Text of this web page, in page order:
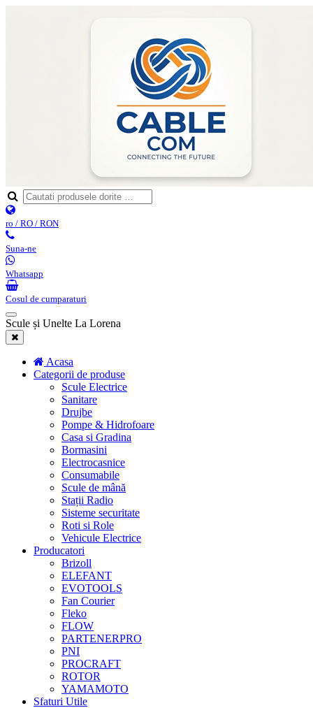
ro / RO / RON
Suna-ne
Whatsapp
Cosul de cumparaturi
Scule și Unelte La Lorena
Acasa
Categorii de produse
Scule Electrice
Sanitare
Drujbe
Pompe & Hidrofoare
Casa si Gradina
Bormasini
Electrocasnice
Consumabile
Scule de mână
Stații Radio
Sisteme securitate
Roti si Role
Vehicule Electrice
Producatori
Brizoll
ELEFANT
EVOTOOLS
Fan Courier
Fleko
FLOW
PARTENERPRO
PNI
PROCRAFT
ROTOR
YAMAMOTO
Sfaturi Utile